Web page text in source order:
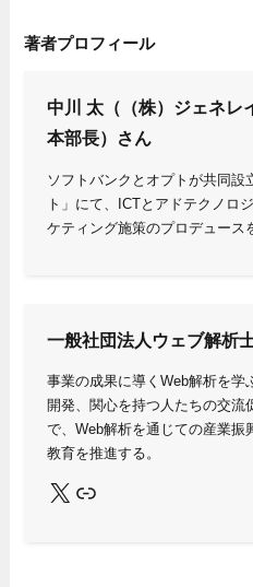
著者プロフィール
中川 太（（株）ジェネレ
本部長）
さん
ソフトバンクとオプトが共同設
ト」にて、ICTとアドテクノロ
ケティング施策のプロデュース
一般社団法人ウェブ解析
事業の成果に導くWeb解析を学
開発、関心を持つ人たちの交流
で、Web解析を通じての産業振
教育を推進する。
X Link